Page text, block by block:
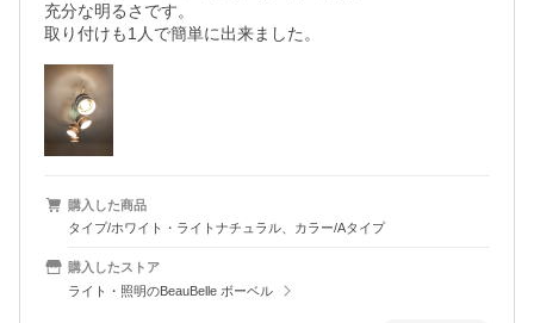
充分な明るさです。
取り付けも1人で簡単に出来ました。
購入した商品
タイプ/ホワイト・ライトナチュラル、カラー/Aタイプ
購入したストア
ライト・照明のBeauBelle ボーベル